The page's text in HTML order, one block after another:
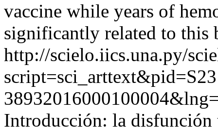
vaccine while years of
significantly related to this
http://scielo.iics.una.py/
Introducción: la disfunción